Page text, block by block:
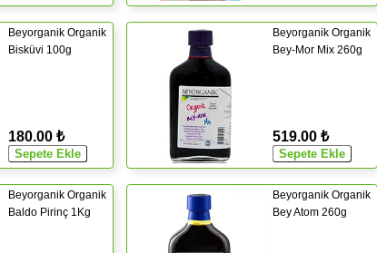
Beyorganik Organik
Bisküvi 100g
180.00 ₺
Beyorganik Organik
Bey-Mor Mix 260g
519.00 ₺
Beyorganik Organik
Baldo Pirinç 1Kg
Beyorganik Organik
Bey Atom 260g